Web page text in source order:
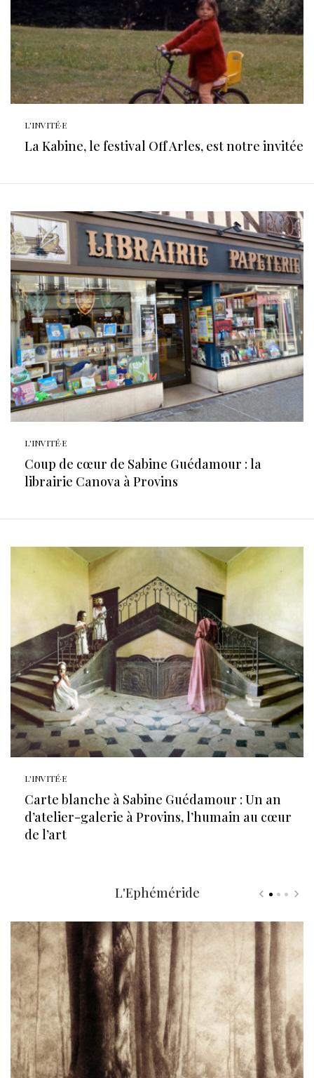
L'INVITÉ·E
La Kabine, le festival Off Arles, est notre invitée
L'INVITÉ·E
Coup de cœur de Sabine Guédamour : la
librairie Canova à Provins
L'INVITÉ·E
Carte blanche à Sabine Guédamour : Un an
d’atelier-galerie à Provins, l’humain au cœur
de l’art
L'Ephéméride